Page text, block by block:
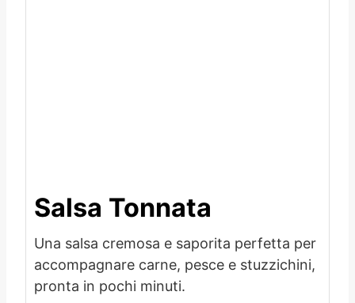
Salsa Tonnata
Una salsa cremosa e saporita perfetta per
accompagnare carne, pesce e stuzzichini,
pronta in pochi minuti.